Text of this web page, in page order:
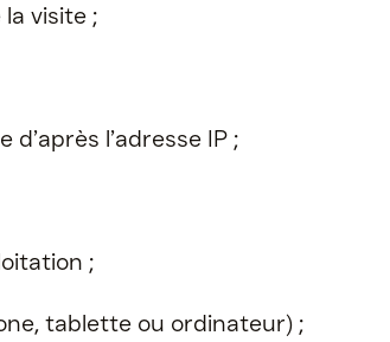
visite ;
l’adresse IP ;
;
tablette ou ordinateur) ;